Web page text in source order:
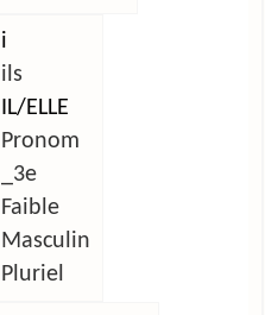
i
ils
IL/ELLE
Pronom
_3e
Faible
Masculin
Pluriel